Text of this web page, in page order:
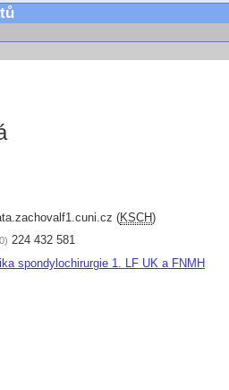
lf1.cuni.cz (KSCH)
224 432 581
spondylochirurgie 1. LF UK a FNMH